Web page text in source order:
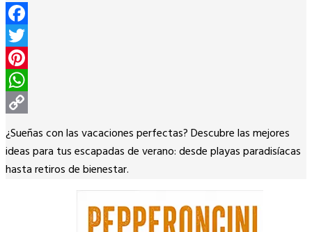
Facebook
Twitter
Pinterest
WhatsApp
Copy
Link
¿Sueñas con las vacaciones perfectas? Descubre las mejores
ideas para tus escapadas de verano: desde playas paradisíacas
hasta retiros de bienestar.